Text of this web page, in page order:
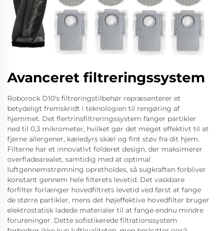
Avanceret filtreringssystem
Roborock D10's filtreringstilbehør repræsenterer et
betydeligt fremskridt i teknologien til rengøring af
hjemmet. Det flertrinsfiltreringssystem fanger partikler
ned til 0,3 mikrometer, hvilket gør det meget effektivt til at
fjerne allergener, kæledyrs skæl og fint støv fra dit hjem.
Filterne har et innovativt folderet design, der maksimerer
overfladearealet, samtidig med at optimal
luftgennemstrømning opretholdes, så sugkraften forbliver
konstant gennem hele filterets levetid. Det vaskbare
forfilter forlænger hovedfiltrets levetid ved først at fange
de større partikler, mens det højeffektive hovedfilter bruger
elektrostatisk ladede materialer til at fange endnu mindre
forureninger. Dette sofistikerede filtrationssystem